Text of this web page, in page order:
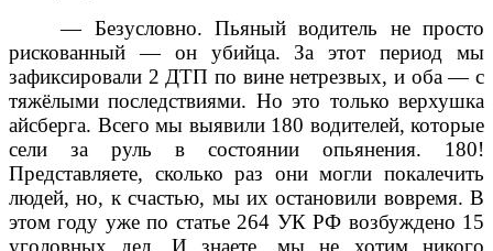
— Безусловно. Пьяный водитель не просто
рискованный — он убийца. За этот период мы
зафиксировали 2 ДТП по вине нетрезвых, и оба — с
тяжёлыми последствиями. Но это только верхушка
айсберга. Всего мы выявили 180 водителей, которые
сели за руль в состоянии опьянения. 180!
Представляете, сколько раз они могли покалечить
людей, но, к счастью, мы их остановили вовремя. В
этом году уже по статье 264 УК РФ возбуждено 15
уголовных дел. И знаете, мы не хотим никого